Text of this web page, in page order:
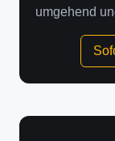
umgehend